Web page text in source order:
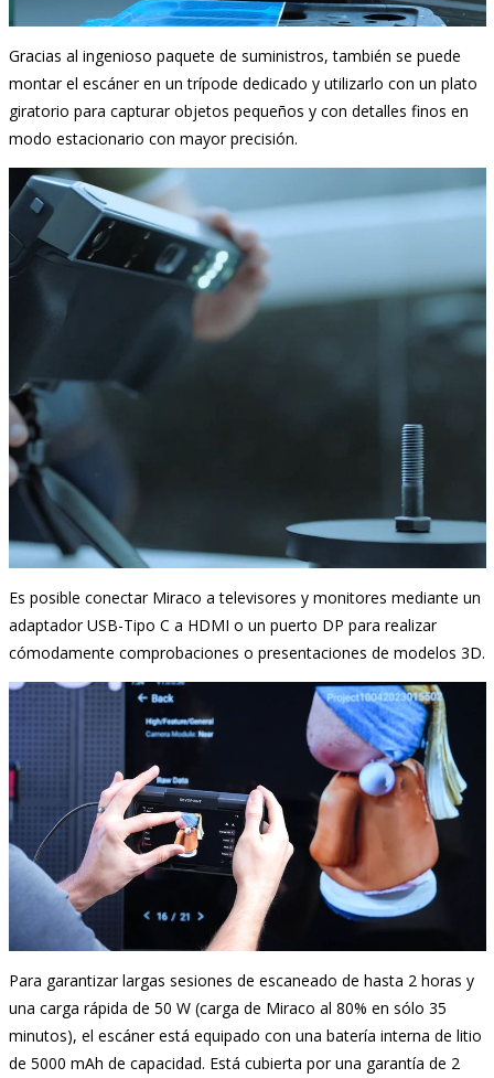
Gracias al ingenioso paquete de suministros, también se puede
montar el escáner en un trípode dedicado y utilizarlo con un plato
giratorio para capturar objetos pequeños y con detalles finos en
modo estacionario con mayor precisión.
Es posible conectar Miraco a televisores y monitores mediante un
adaptador USB-Tipo C a HDMI o un puerto DP para realizar
cómodamente comprobaciones o presentaciones de modelos 3D.
Para garantizar largas sesiones de escaneado de hasta 2 horas y
una carga rápida de 50 W (carga de Miraco al 80% en sólo 35
minutos), el escáner está equipado con una batería interna de litio
de 5000 mAh de capacidad. Está cubierta por una garantía de 2